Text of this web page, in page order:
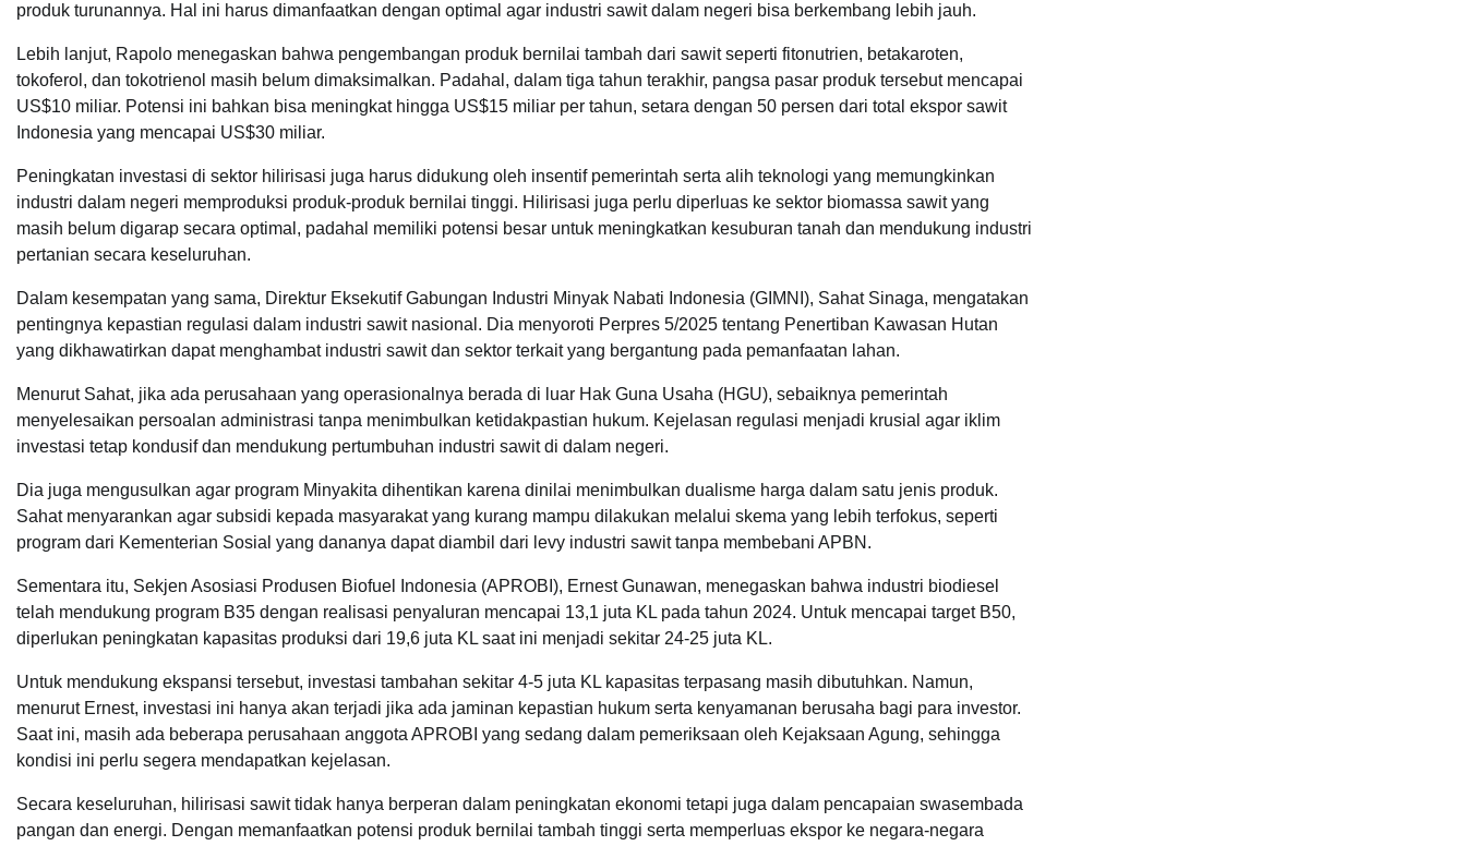
produk turunannya. Hal ini harus dimanfaatkan dengan optimal agar industri sawit dalam negeri bisa berkembang lebih jauh.
Lebih lanjut, Rapolo menegaskan bahwa pengembangan produk bernilai tambah dari sawit seperti fitonutrien, betakaroten,
tokoferol, dan tokotrienol masih belum dimaksimalkan. Padahal, dalam tiga tahun terakhir, pangsa pasar produk tersebut mencapai
US$10 miliar. Potensi ini bahkan bisa meningkat hingga US$15 miliar per tahun, setara dengan 50 persen dari total ekspor sawit
Indonesia yang mencapai US$30 miliar.
Peningkatan investasi di sektor hilirisasi juga harus didukung oleh insentif pemerintah serta alih teknologi yang memungkinkan
industri dalam negeri memproduksi produk-produk bernilai tinggi. Hilirisasi juga perlu diperluas ke sektor biomassa sawit yang
masih belum digarap secara optimal, padahal memiliki potensi besar untuk meningkatkan kesuburan tanah dan mendukung industri
pertanian secara keseluruhan.
Dalam kesempatan yang sama, Direktur Eksekutif Gabungan Industri Minyak Nabati Indonesia (GIMNI), Sahat Sinaga, mengatakan
pentingnya kepastian regulasi dalam industri sawit nasional. Dia menyoroti Perpres 5/2025 tentang Penertiban Kawasan Hutan
yang dikhawatirkan dapat menghambat industri sawit dan sektor terkait yang bergantung pada pemanfaatan lahan.
Menurut Sahat, jika ada perusahaan yang operasionalnya berada di luar Hak Guna Usaha (HGU), sebaiknya pemerintah
menyelesaikan persoalan administrasi tanpa menimbulkan ketidakpastian hukum. Kejelasan regulasi menjadi krusial agar iklim
investasi tetap kondusif dan mendukung pertumbuhan industri sawit di dalam negeri.
Dia juga mengusulkan agar program Minyakita dihentikan karena dinilai menimbulkan dualisme harga dalam satu jenis produk.
Sahat menyarankan agar subsidi kepada masyarakat yang kurang mampu dilakukan melalui skema yang lebih terfokus, seperti
program dari Kementerian Sosial yang dananya dapat diambil dari levy industri sawit tanpa membebani APBN.
Sementara itu, Sekjen Asosiasi Produsen Biofuel Indonesia (APROBI), Ernest Gunawan, menegaskan bahwa industri biodiesel
telah mendukung program B35 dengan realisasi penyaluran mencapai 13,1 juta KL pada tahun 2024. Untuk mencapai target B50,
diperlukan peningkatan kapasitas produksi dari 19,6 juta KL saat ini menjadi sekitar 24-25 juta KL.
Untuk mendukung ekspansi tersebut, investasi tambahan sekitar 4-5 juta KL kapasitas terpasang masih dibutuhkan. Namun,
menurut Ernest, investasi ini hanya akan terjadi jika ada jaminan kepastian hukum serta kenyamanan berusaha bagi para investor.
Saat ini, masih ada beberapa perusahaan anggota APROBI yang sedang dalam pemeriksaan oleh Kejaksaan Agung, sehingga
kondisi ini perlu segera mendapatkan kejelasan.
Secara keseluruhan, hilirisasi sawit tidak hanya berperan dalam peningkatan ekonomi tetapi juga dalam pencapaian swasembada
pangan dan energi. Dengan memanfaatkan potensi produk bernilai tambah tinggi serta memperluas ekspor ke negara-negara